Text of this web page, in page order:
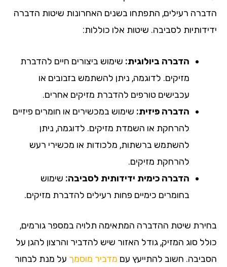
הדברה רעילים, התפתחו בשנים האחרונות שיטות הדברה
ידידותיות לסביבה. שיטות אלו כוללות:
הדברה ביולוגית: שימוש ביצורים חיים להדברת
מזיקים. לדוגמה, ניתן להשתמש בזבובים או
עכבישים טורפים להדברת מזיקים אחרים.
הדברה פיזית: שימוש במכשירים או חומרים פיזיים
להרחקת או השמדת מזיקים. לדוגמה, ניתן
להשתמש ברשתות, מלכודות או מכשירי רעש
להרחקת מזיקים.
הדברה כימית ידידותית לסביבה: שימוש
בחומרים כימיים פחות רעילים להדברת מזיקים.
בחירת שיטת ההדברה המתאימה תלויה במספר גורמים,
כולל סוג המזיק, גודל האזור שיש להדביר והרצון להגן על
הסביבה. חשוב להתייעץ עם מדביר מוסמך על מנת לבחור